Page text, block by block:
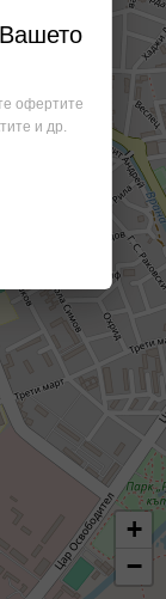
+
−
офертите
и др.